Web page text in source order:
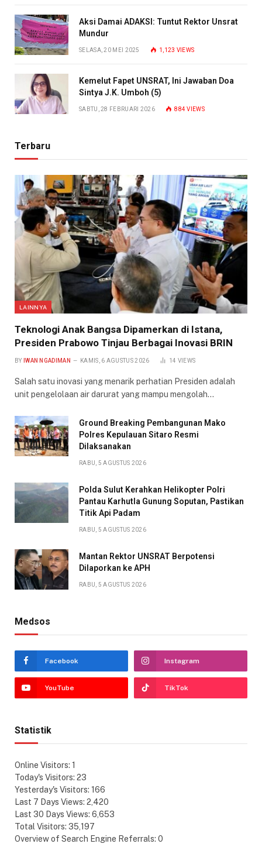
Aksi Damai ADAKSI: Tuntut Rektor Unsrat
Mundur
SELASA, 20 MEI 2025 1,123 VIEWS
Kemelut Fapet UNSRAT, Ini Jawaban Doa
Sintya J.K. Umboh (5)
SABTU, 28 FEBRUARI 2026 884VIEWS
Terbaru
LAINNYA
Teknologi Anak Bangsa Dipamerkan di Istana,
Presiden Prabowo Tinjau Berbagai Inovasi BRIN
BY IWAN NGADIMAN KAMIS, 6 AGUSTUS 2026 14 VIEWS
Salah satu inovasi yang menarik perhatian Presiden adalah
unit pengelolaan air darurat yang mampu mengolah…
Ground Breaking Pembangunan Mako
Polres Kepulauan Sitaro Resmi
Dilaksanakan
RABU, 5 AGUSTUS 2026
Polda Sulut Kerahkan Helikopter Polri
Pantau Karhutla Gunung Soputan, Pastikan
Titik Api Padam
RABU, 5 AGUSTUS 2026
Mantan Rektor UNSRAT Berpotensi
Dilaporkan ke APH
RABU, 5 AGUSTUS 2026
Medsos
Facebook Instagram
YouTube TikTok
Statistik
Online Visitors: 1
Today's Visitors: 23
Yesterday's Visitors: 166
Last 7 Days Views: 2,420
Last 30 Days Views: 6,653
Total Visitors: 35,197
Overview of Search Engine Referrals: 0